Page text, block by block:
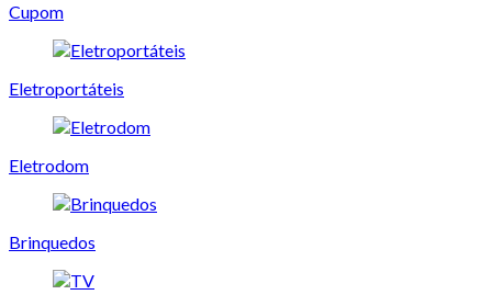
Cupom
Eletroportáteis
Eletrodom
Brinquedos